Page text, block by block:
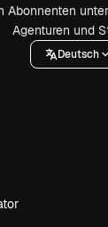
Abonnenten
Agenturen und
Deutsch